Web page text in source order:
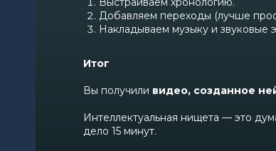
Добавляем переходы (лучше
Накладываем музыку и звуковые
Итог
Вы получили видео, созданное
Интеллектуальная нищета — это
дело 15 минут.